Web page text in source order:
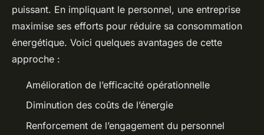
puissant. En impliquant le personnel, une entreprise
maximise ses efforts pour réduire sa consommation
énergétique. Voici quelques avantages de cette
approche :
Amélioration de l’efficacité opérationnelle
Diminution des coûts de l’énergie
Renforcement de l’engagement du personnel